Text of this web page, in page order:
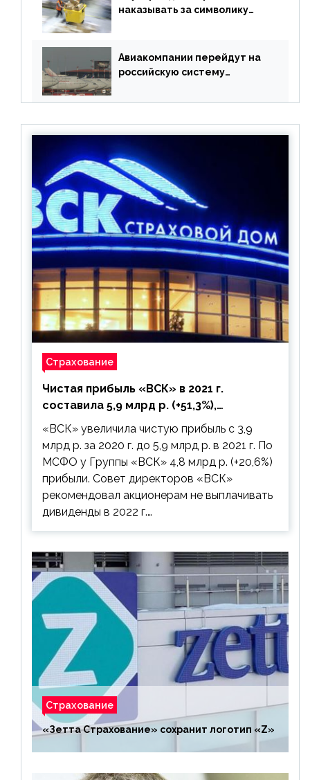
наказывать за символику
Авиакомпании перейдут на
российскую систему
Страхование
Чистая прибыль «ВСК» в 2021 г.
составила 5,9 млрд р. (+51,3%),
дивиденды рекомендовано не
выплачивать
«ВСК» увеличила чистую прибыль с 3,9
млрд р. за 2020 г. до 5,9 млрд р. в 2021 г. По
МСФО у Группы «ВСК» 4,8 млрд р. (+20,6%)
прибыли. Совет директоров «ВСК»
рекомендовал акционерам не выплачивать
дивиденды в 2022 г.…
Страхование
«Зетта Страхование» сохранит логотип «Z»